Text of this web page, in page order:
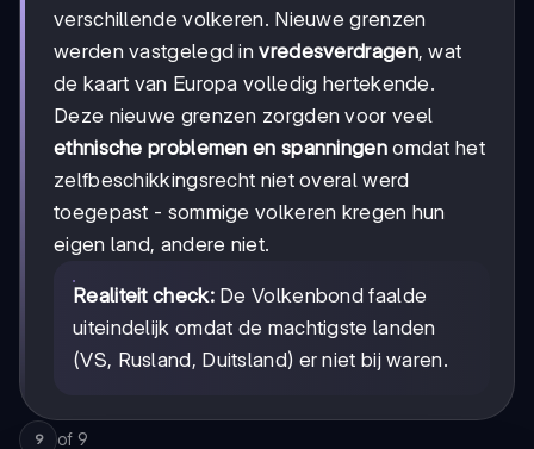
verschillende volkeren. Nieuwe grenzen
werden vastgelegd invredesverdragen, wat
de kaart van Europa volledig hertekende.
Deze nieuwe grenzen zorgden voor veel
ethnische problemen en spanningenomdat het
zelfbeschikkingsrecht niet overal werd
toegepast - sommige volkeren kregen hun
eigen land, andere niet.
Realiteit check:De Volkenbond faalde
uiteindelijk omdat de machtigste landen
(VS, Rusland, Duitsland) er niet bij waren.
9 of 9